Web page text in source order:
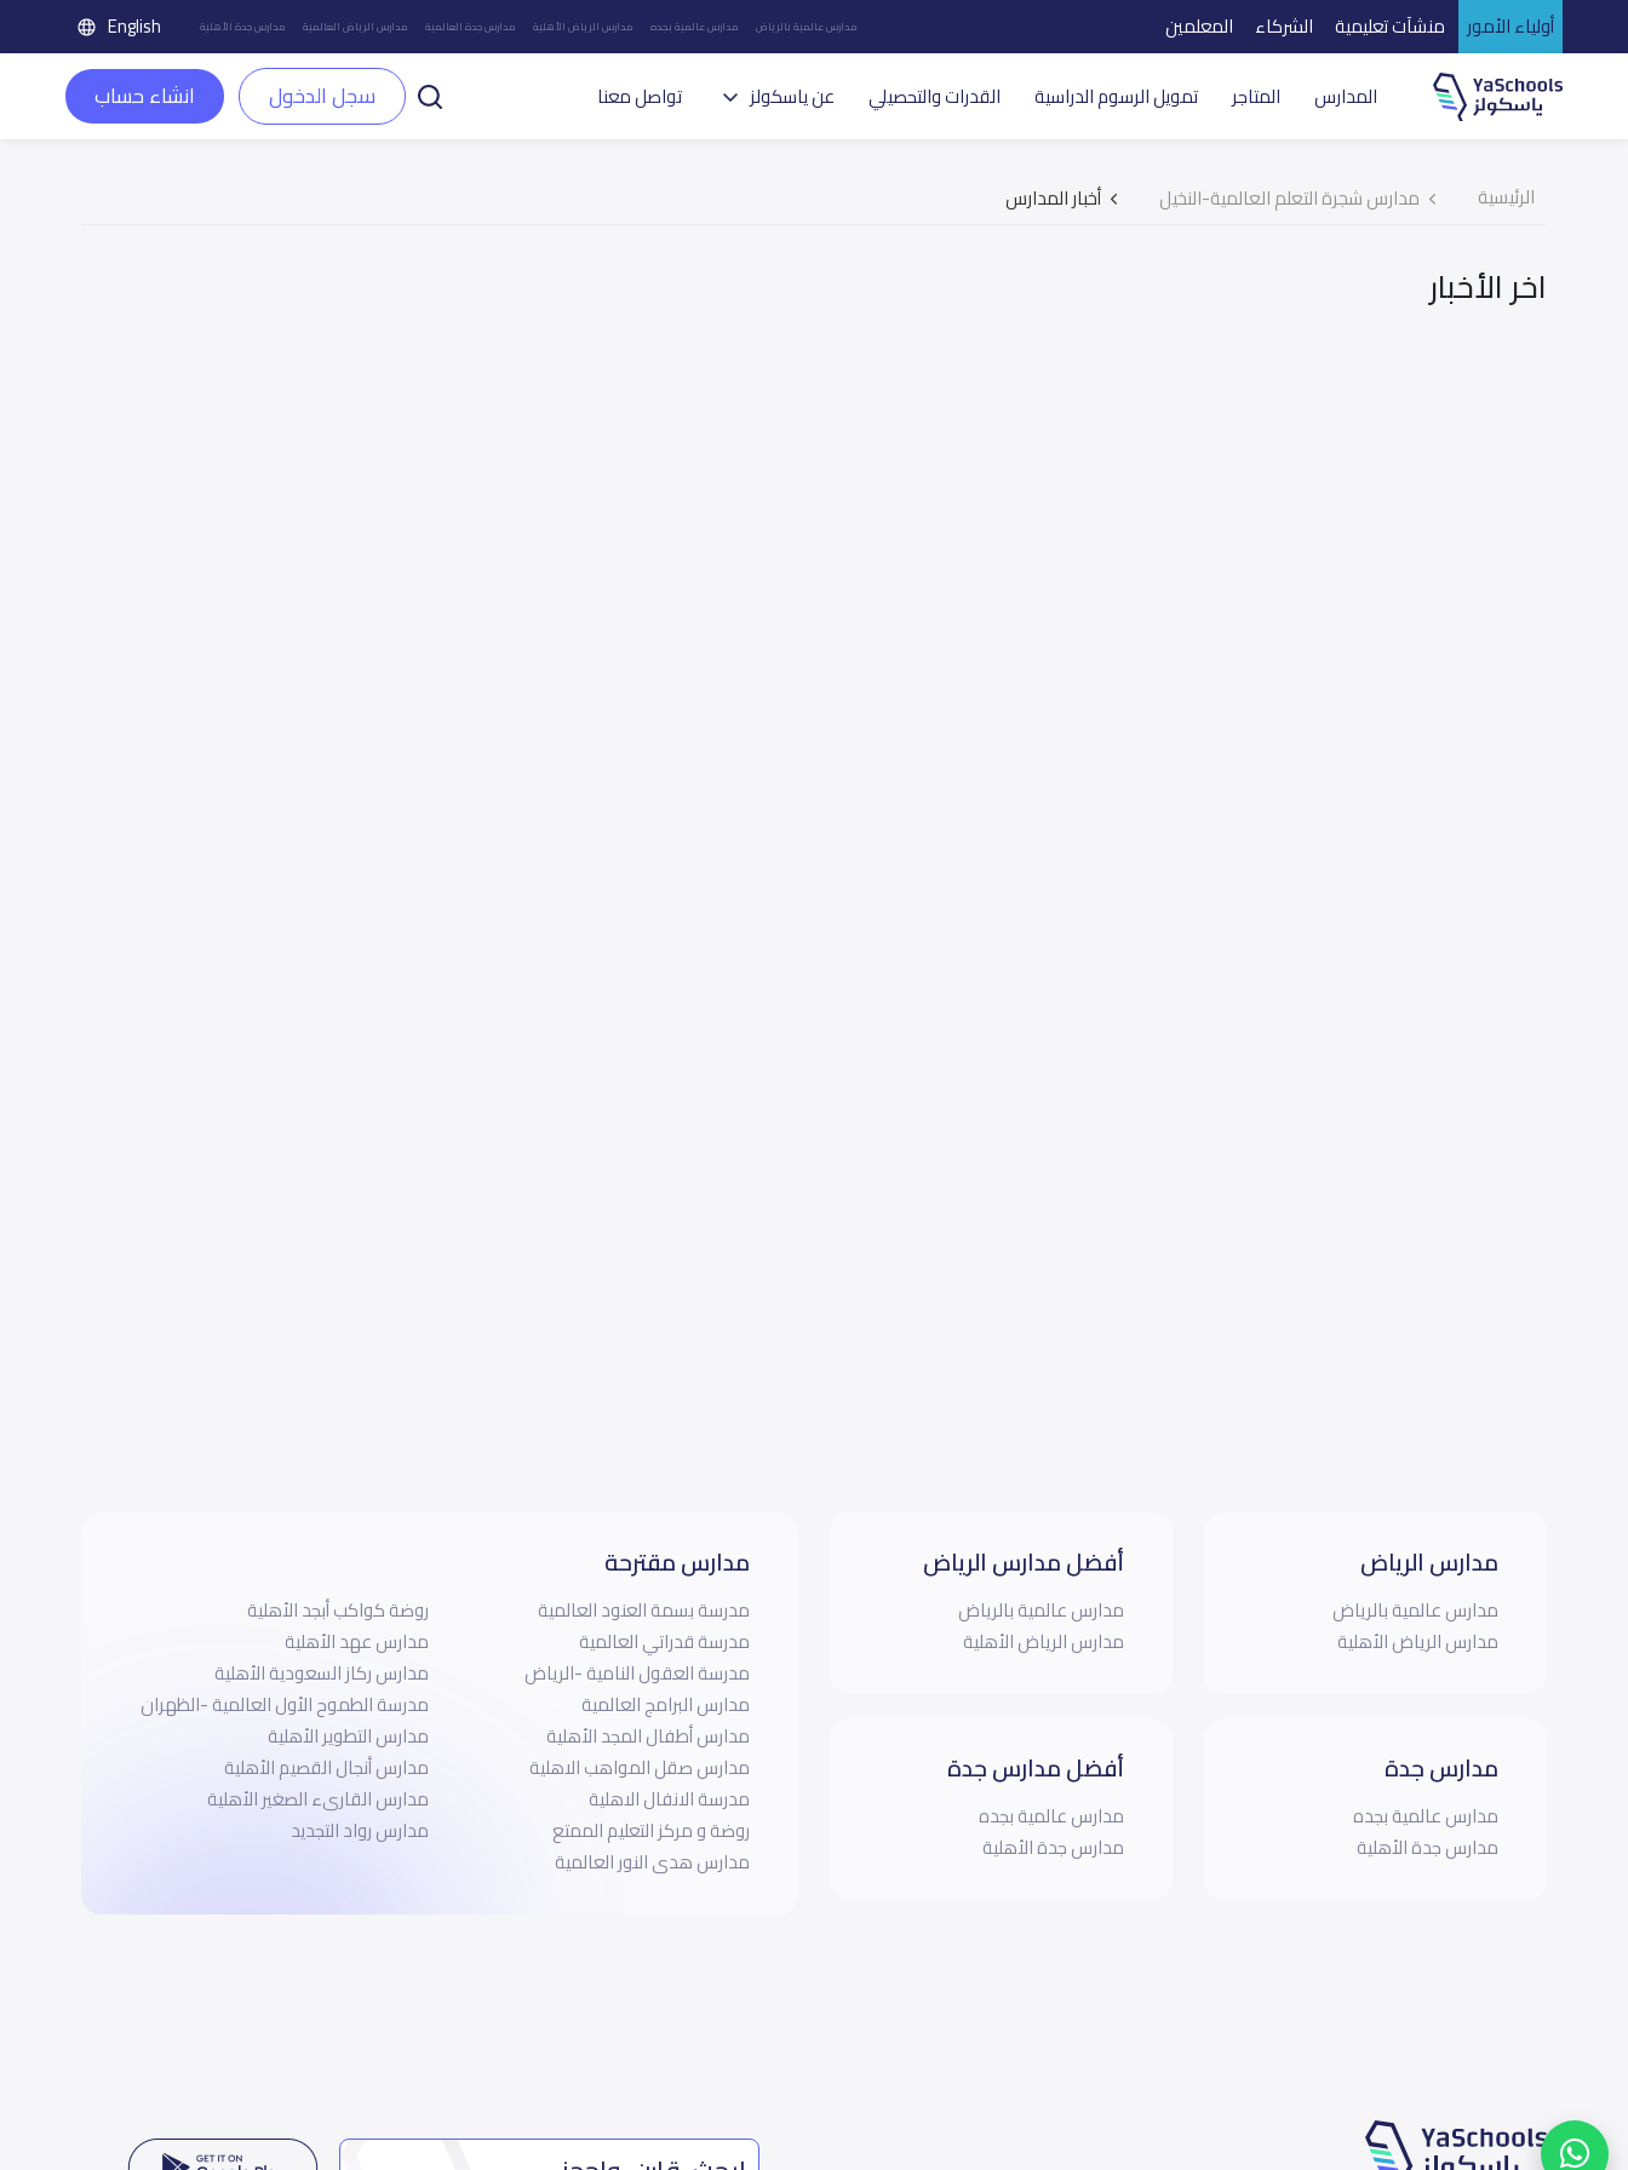
أولياء الأمور منشآت تعليمية الشركاء المعلمين مدارس عالمية بالرياض مدارس عالمية بجده مدارس الرياض الأهلية مدارس جدة العالمية مدارس الرياض العالمية مدارس جدة الأهلية English
المدارس المتاجر تمويل الرسوم الدراسية القدرات والتحصيلي عن ياسكولز تواصل معنا سجل الدخول انشاء حساب
الرئيسية مدارس شجرة التعلم العالمية-النخيل أخبار المدارس
اخر الأخبار
مدارس الرياض
مدارس عالمية بالرياض
مدارس الرياض الأهلية
مدارس جدة
مدارس عالمية بجده
مدارس جدة الأهلية
أفضل مدارس الرياض
مدارس عالمية بالرياض
مدارس الرياض الأهلية
أفضل مدارس جدة
مدارس عالمية بجده
مدارس جدة الأهلية
مدارس مقترحة
مدرسة بسمة العنود العالمية
مدرسة قدراتي العالمية
مدرسة العقول النامية -الرياض
مدارس البرامج العالمية
مدارس أطفال المجد الأهلية
مدارس صقل المواهب الاهلية
مدرسة الانفال الاهلية
روضة و مركز التعليم الممتع
مدارس هدى النور العالمية
روضة كواكب أبجد الأهلية
مدارس عهد الأهلية
مدارس ركاز السعودية الأهلية
مدرسة الطموح الأول العالمية -الظهران
مدارس التطوير الأهلية
مدارس أنجال القصيم الأهلية
مدارس القارىء الصغير الأهلية
مدارس رواد التجديد